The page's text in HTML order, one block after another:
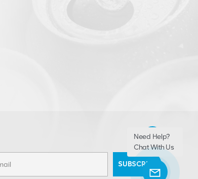
SUBSCRIBE
Need Help?
Chat With Us